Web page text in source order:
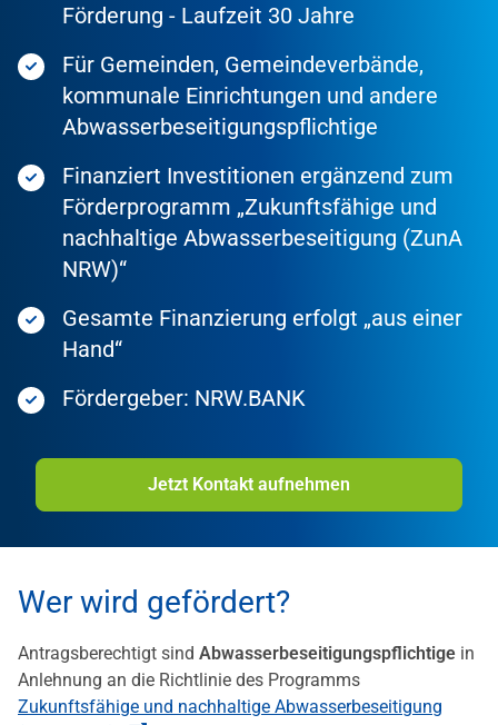
Förderung - Laufzeit 30 Jahre
Für Gemeinden, Gemeindeverbände,
kommunale Einrichtungen und andere
Abwasserbeseitigungspflichtige
Finanziert Investitionen ergänzend zum
Förderprogramm „Zukunftsfähige und
nachhaltige Abwasserbeseitigung (ZunA
NRW)“
Gesamte Finanzierung erfolgt „aus einer
Hand“
Fördergeber: NRW.BANK
Jetzt Kontakt aufnehmen
Wer wird gefördert?
Antragsberechtigt sind Abwasserbeseitigungspflichtige in
Anlehnung an die Richtlinie des Programms
Zukunftsfähige und nachhaltige Abwasserbeseitigung